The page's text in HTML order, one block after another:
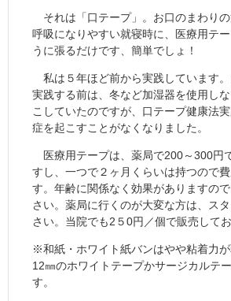
それは「口テープ」。お口のまわり
呼吸になりやすい就寝時に、医療用テ
うに張るだけです、簡単でしょ！
私は５年ほど前から実践しています
実践する前は、冬など加湿器を使用し
こしていたのですが、口テープ健康法
症を起こすことがなくなりました。
医療用テープは、薬局で200～300円
すし、一つで２ヶ月くらいは持つので
す。年齢に関係なく効果がありますの
さい。薬局に行くのが大変な方は、ス
さい。当院でも2５0円／個で販売してお
※和紙・ホワイト紙バンはやや粘着力
12㎜のホワイトテープかサージカルテ
す。